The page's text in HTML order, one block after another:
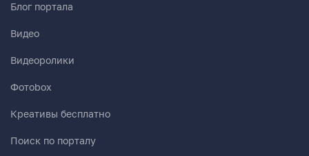
Блог портала
Видео
Видеоролики
Фотоbox
Креативы бесплатно
Поиск по порталу